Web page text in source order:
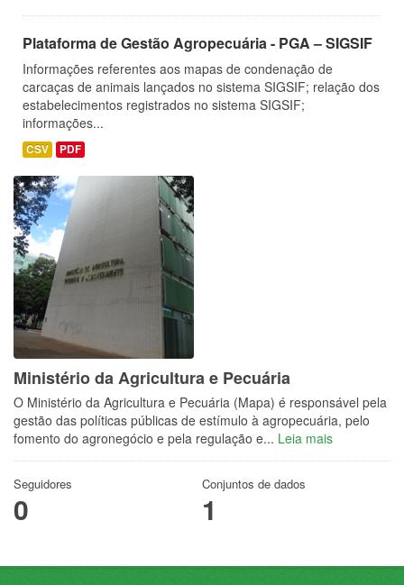
Plataforma de Gestão Agropecuária - PGA – SIGSIF
Informações referentes aos mapas de condenação de
carcaças de animais lançados no sistema SIGSIF; relação dos
estabelecimentos registrados no sistema SIGSIF;
informações...
CSV PDF
Ministério da Agricultura e Pecuária
O Ministério da Agricultura e Pecuária (Mapa) é responsável pela
gestão das políticas públicas de estímulo à agropecuária, pelo
fomento do agronegócio e pela regulação e... Leia mais
Seguidores
0
Conjuntos de dados
1